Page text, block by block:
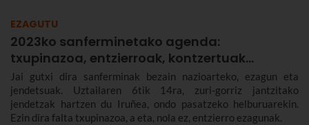
EZAGUTU
2023ko sanferminetako agenda:
txupinazoa, entzierroak, kontzertuak…
Jai gutxi dira sanferminak bezain nazioarteko, ezagun eta
jendetsuak. Uztailaren 6tik 14ra, zuri-gorriz jantzitako
jendetzak hartzen du Iruñea, ondo pasatzeko helburuarekin.
Ezin dira falta txupinazoa, a eta, nola ez, entzierro ezagunak.